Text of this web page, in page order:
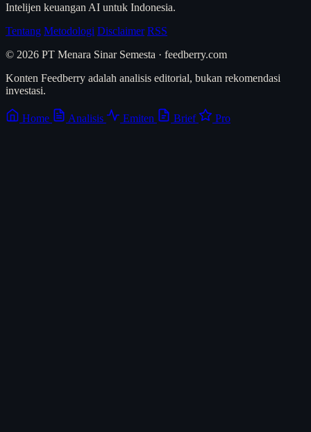
Intelijen keuangan AI untuk Indonesia.
Tentang Metodologi Disclaimer RSS
© 2026 PT Menara Sinar Semesta · feedberry.com
Konten Feedberry adalah analisis editorial, bukan rekomendasi
investasi.
Home Analisis Emiten Brief Pro